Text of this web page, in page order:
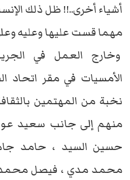
أشياء أخرى..!! ظل ذلك
مهما قست عليها وعليه
وخارج العمل في
الأمسيات في مقر اتحاد
نخبة من المهتمين
منهم إلى جانب سعيد
حسين السيد ، حامد
محمد مدي ، فيصل محمد